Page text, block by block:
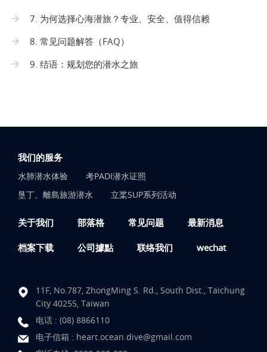
7. 为何选择心海潜旅？专业、安全、值得信赖
8. 常见问题解答（FAQ）
9. 结语：规划您的潜水之旅
我们的服务
水肺潜水体验
考PADI潜水证照
垦丁、離島旅游潜水
立桨SUP系列活动
关于我们 部落格 常见问题 最新消息
档案下载 公司據點 联络我们 wechat
11F, No.787, ZhongMing S. Rd., South Dist., Taichung
City 40255, Taiwan
电话 : (08) 8866110
电子信箱 : heart.ocean.dive@gmail.com